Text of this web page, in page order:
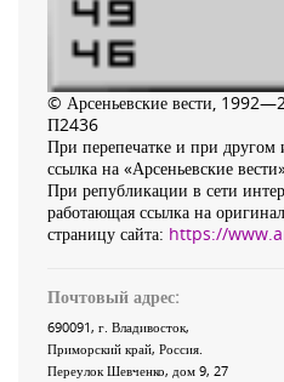
© Арсеньевские вести,
П2436
При перепечатке и при другом
ссылка на «Арсеньевские
При републикации в сети
работающая ссылка на
страницу сайта: https://
Почтовый адрес:
690091, г. Владивосток,
Приморский край, Россия
Переулок Шевченко, дом 9, 27